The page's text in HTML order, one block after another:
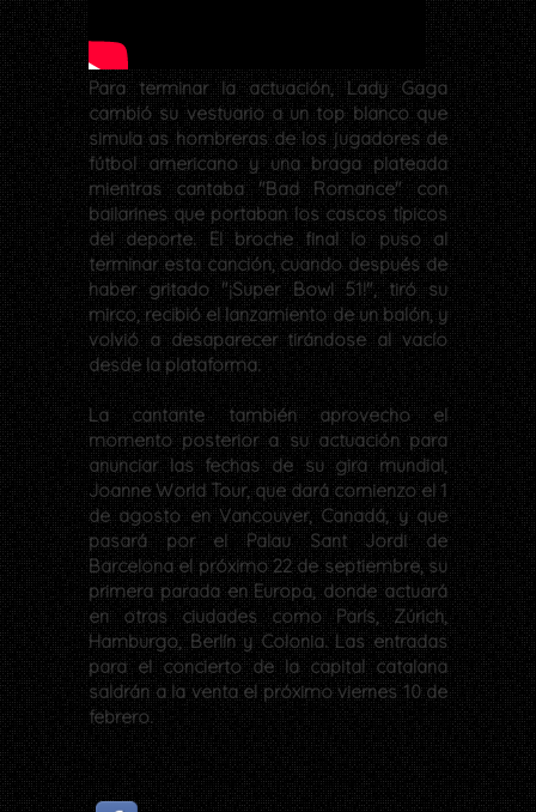
Para terminar la actuación, Lady Gaga
cambió su vestuario a un top blanco que
simula as hombreras de los jugadores de
fútbol americano y una braga plateada
mientras cantaba "Bad Romance" con
bailarines que portaban los cascos típicos
del deporte. El broche final lo puso al
terminar esta canción, cuando después de
haber gritado "¡Super Bowl 51!", tiró su
mirco, recibió el lanzamiento de un balón, y
volvió a desaparecer tirándose al vacío
desde la plataforma.
La cantante también aprovecho el
momento posterior a su actuación para
anunciar las fechas de su gira mundial,
Joanne World Tour, que dará comienzo el 1
de agosto en Vancouver, Canadá, y que
pasará por el Palau Sant Jordi de
Barcelona el próximo 22 de septiembre, su
primera parada en Europa, donde actuará
en otras ciudades como París, Zúrich,
Hamburgo, Berlín y Colonia. Las entradas
para el concierto de la capital catalana
saldrán a la venta el próximo viernes 10 de
febrero.